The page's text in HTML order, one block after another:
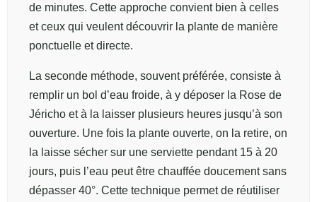
de minutes. Cette approche convient bien à celles
et ceux qui veulent découvrir la plante de manière
ponctuelle et directe.
La seconde méthode, souvent préférée, consiste à
remplir un bol d’eau froide, à y déposer la Rose de
Jéricho et à la laisser plusieurs heures jusqu’à son
ouverture. Une fois la plante ouverte, on la retire, on
la laisse sécher sur une serviette pendant 15 à 20
jours, puis l’eau peut être chauffée doucement sans
dépasser 40°. Cette technique permet de réutiliser